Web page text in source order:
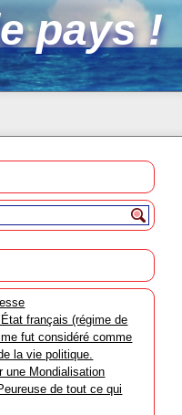
pays !
français (régime de
fut considéré comme
la vie politique.
une Mondialisation
de tout ce qui